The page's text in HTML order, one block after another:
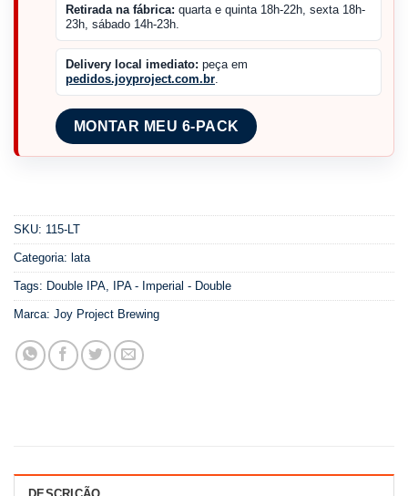
Retirada na fábrica: quarta e quinta 18h-22h, sexta 18h-
23h, sábado 14h-23h.
Delivery local imediato: peça em
pedidos.joyproject.com.br.
MONTAR MEU 6-PACK
SKU: 115-LT
Categoria: lata
Tags: Double IPA, IPA - Imperial - Double
Marca: Joy Project Brewing